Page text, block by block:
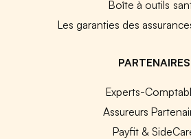
Boîte à outils
Les garanties des
PARTENAIRES
Experts-
Assureurs
Payfit &